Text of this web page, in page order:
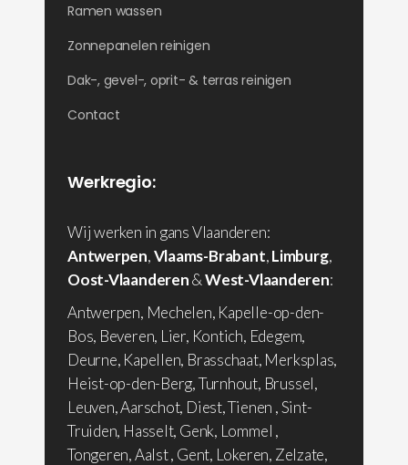
Ramen wassen
Zonnepanelen reinigen
Dak-, gevel-, oprit- & terras reinigen
Contact
Werkregio:
Wij werken in gans Vlaanderen:
Antwerpen,Vlaams-Brabant,Limburg,
Oost-Vlaanderen&West-Vlaanderen:
Antwerpen, Mechelen, Kapelle-op-den-
Bos, Beveren, Lier, Kontich, Edegem,
Deurne, Kapellen, Brasschaat, Merksplas,
Heist-op-den-Berg, Turnhout, Brussel,
Leuven, Aarschot, Diest, Tienen , Sint-
Truiden, Hasselt, Genk, Lommel ,
Tongeren, Aalst , Gent, Lokeren, Zelzate,